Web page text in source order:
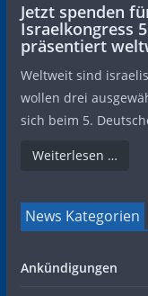
Jetzt spenden
Israelkongress
präsentiert
Weltweit sind
wollen drei
sich beim 5.
Weiterlesen …
News Kategorien
Ankündigungen